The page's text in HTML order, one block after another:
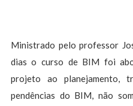
Ministrado pelo professor
dias o curso de BIM foi
projeto ao planejamento,
pendências do BIM, não